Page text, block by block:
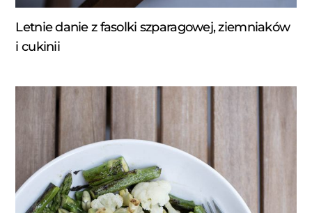
Letnie danie z fasolki szparagowej, ziemniaków
i cukinii